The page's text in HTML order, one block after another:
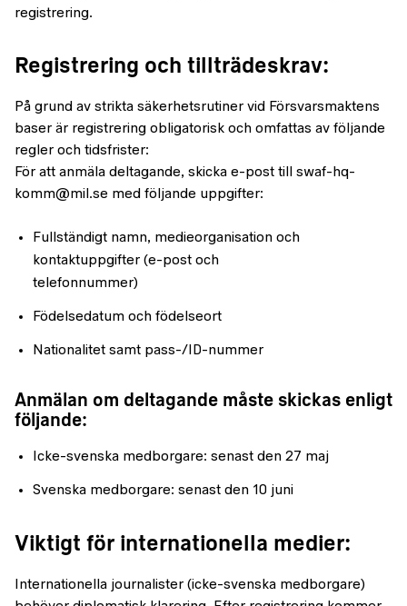
registrering.
Registrering och tillträdeskrav:
På grund av strikta säkerhetsrutiner vid Försvarsmaktens
baser är registrering obligatorisk och omfattas av följande
regler och tidsfrister:
För att anmäla deltagande, skicka e-post till swaf-hq-
komm@mil.se med följande uppgifter:
Fullständigt namn, medieorganisation och
kontaktuppgifter (e-post och
telefonnummer)
Födelsedatum och födelseort
Nationalitet samt pass-/ID-nummer
Anmälan om deltagande måste skickas enligt
följande:
Icke-svenska medborgare: senast den 27 maj
Svenska medborgare: senast den 10 juni
Viktigt för internationella medier:
Internationella journalister (icke-svenska medborgare)